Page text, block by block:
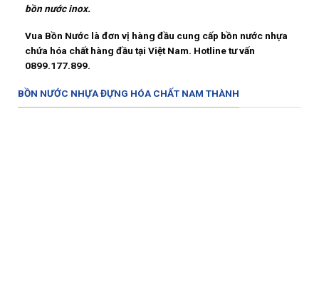
bồn nước inox.
Vua Bồn Nước là đơn vị hàng đầu cung cấp bồn nước nhựa
chứa hóa chất hàng đầu tại Việt Nam. Hotline tư vấn
0899.177.899.
BỒN NƯỚC NHỰA ĐỰNG HÓA CHẤT NAM THÀNH